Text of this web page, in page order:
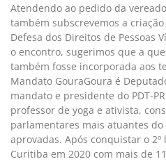
Atendendo ao pedido da
também subscrevemos a
Defesa dos Direitos de Pessoas
o encontro, sugerimos que a
também fosse incorporada aos
Mandato GouraGoura é
mandato e presidente do PDT-
professor de yoga e ativista,
parlamentares mais atuantes do
aprovadas. Após conquistar o
Curitiba em 2020 com mais de